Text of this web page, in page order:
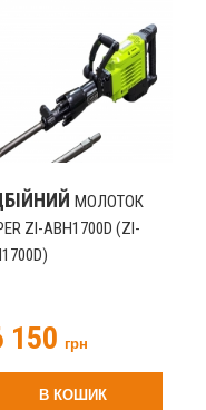
МОЛОТОК
ZI-ABH1700D (ZI-
150 грн
В КОШИК